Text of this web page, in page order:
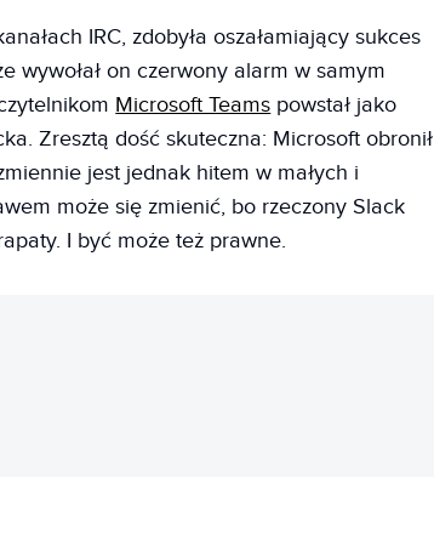
IRC, zdobyła oszałamiający sukces
wywołał on czerwony alarm w samym
Microsoft Teams powstał jako
Zresztą dość skuteczna: Microsoft obronił
jest jednak hitem w małych i
może się zmienić, bo rzeczony Slack
I być może też prawne.